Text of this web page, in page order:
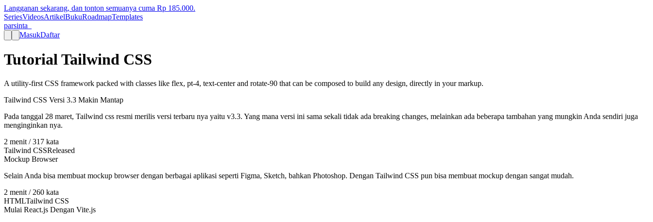
Langganan sekarang, dan tonton semuanya cuma Rp 185.000.
SeriesVideosArtikelBukuRoadmapTemplates
parsinta_
MasukDaftar
Tutorial Tailwind CSS
A utility-first CSS framework packed with classes like flex, pt-4, text-center and rotate-90 that can be composed to build any design, directly in your markup.
Tailwind CSS Versi 3.3 Makin Mantap
Pada tanggal 28 maret, Tailwind css resmi merilis versi terbaru nya yaitu v3.3. Yang mana versi ini sama sekali tidak ada breaking changes, melainkan ada beberapa tambahan yang mungkin Anda sendiri juga
menginginkan nya.
2 menit / 317 kata
Tailwind CSSReleased
Mockup Browser
Selain Anda bisa membuat mockup browser dengan berbagai aplikasi seperti Figma, Sketch, bahkan Photoshop. Dengan Tailwind CSS pun bisa membuat mockup dengan sangat mudah.
2 menit / 260 kata
HTMLTailwind CSS
Mulai React.js Dengan Vite.js